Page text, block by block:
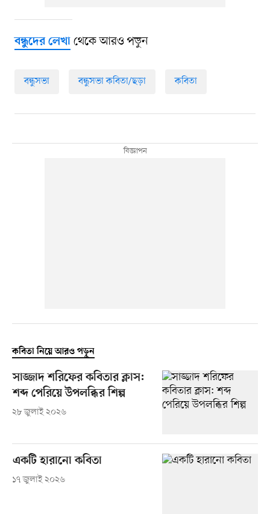
বন্ধুদের লেখাথেকে আরও পড়ুন
বন্ধুসভা বন্ধুসভা কবিতা/ছড়া কবিতা
কবিতা নিয়ে আরও পড়ুন
সাজ্জাদ শরিফের কবিতার ক্লাস:
শব্দ পেরিয়ে উপলব্ধির শিল্প
২৮ জুলাই ২০২৬
একটি হারানো কবিতা
১৭ জুলাই ২০২৬